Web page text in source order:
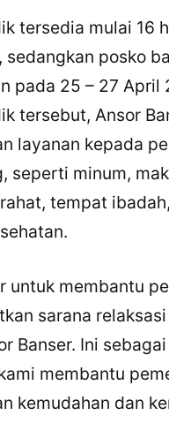
tersedia mulai 16
posko
pada 25 – 27 April
tersebut, Ansor
layanan kepada
seperti minum,
tempat
untuk membantu
sarana
Banser. Ini
membantu
kemudahan dan